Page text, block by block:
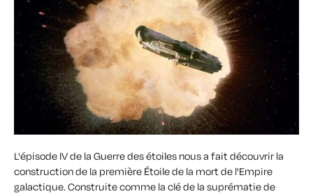
L'épisode IV de la Guerre des étoiles nous a fait découvrir la
construction de la première Étoile de la mort de l'Empire
galactique. Construite comme la clé de la suprématie de